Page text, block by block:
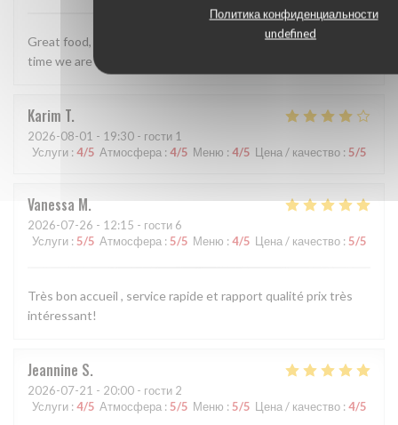
Политика конфиденциальности
undefined
Great food, really lovely staff. Perfect for us - we visit every
time we are in Tours now.
Karim T
2026-08-01 - 19:30 - гости 1
Услуги : 4/5 Атмосфера : 4/5 Меню : 4/5 Цена / качество : 5/5
Vanessa M
2026-07-26 - 12:15 - гости 6
Услуги : 5/5 Атмосфера : 5/5 Меню : 4/5 Цена / качество : 5/5
Très bon accueil , service rapide et rapport qualité prix très
intéressant!
Jeannine S
2026-07-21 - 20:00 - гости 2
Услуги : 4/5 Атмосфера : 5/5 Меню : 5/5 Цена / качество : 4/5